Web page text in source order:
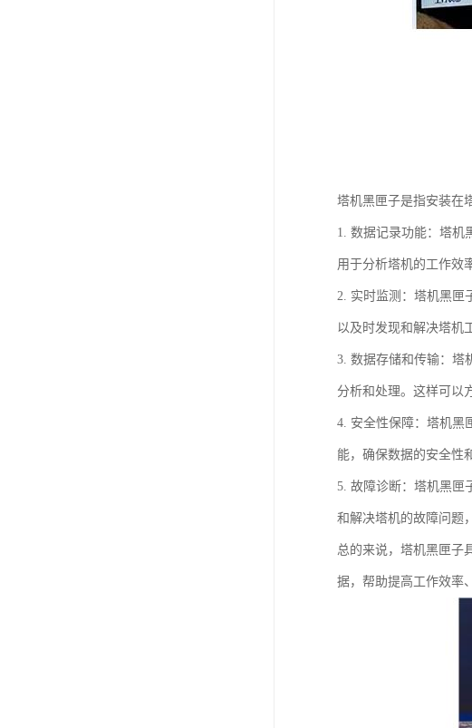
塔机黑匣子是指安装在
1. 数据记录功能：塔机
用于分析塔机的工作效
2. 实时监测：塔机黑匣
以及时发现和解决塔机
3. 数据存储和传输：塔
分析和处理。这样可以
4. 安全性保障：塔机黑
能，确保数据的安全性
5. 故障诊断：塔机黑匣
和解决塔机的故障问题
总的来说，塔机黑匣子
据，帮助提高工作效率